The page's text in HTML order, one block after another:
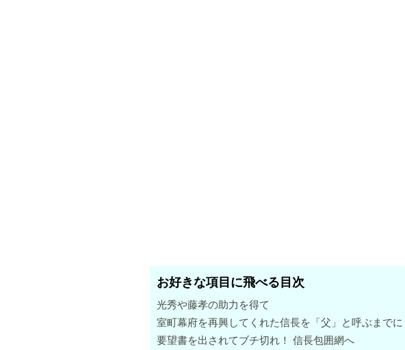
お好きな項目に飛べる目次
光秀や藤孝の助力を得て
室町幕府を再興してくれた信長を「父」と呼ぶまでに
要望書を出されてブチ切れ！ 信長包囲網へ